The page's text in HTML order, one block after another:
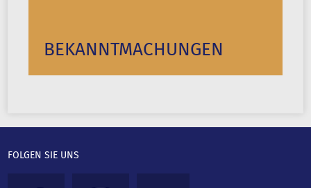
BEKANNT­MACHUNGEN
FOLGEN SIE UNS